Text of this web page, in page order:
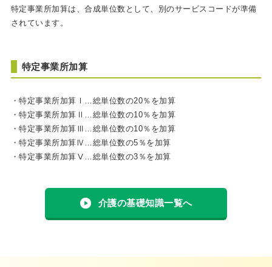
特定事業所加算は、合成単位数として、別のサービスコードが準備
されています。
特定事業所加算
・特定事業所加算Ⅰ…総単位数の20％を加算
・特定事業所加算Ⅱ…総単位数の10％を加算
・特定事業所加算Ⅲ…総単位数の10％を加算
・特定事業所加算Ⅳ…総単位数の5％を加算
・特定事業所加算Ⅴ…総単位数の3％を加算
介護の基礎知識一覧へ